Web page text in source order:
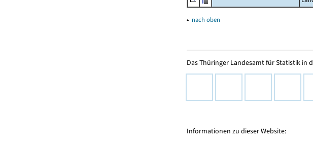
▴ nach oben
Das Thüringer Landesamt für Statistik in
Informationen zu dieser Website: